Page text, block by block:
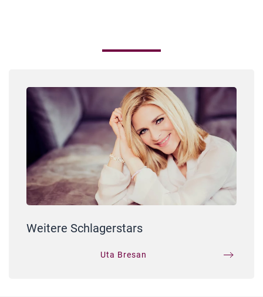
Weitere Schlagerstars
Uta Bresan